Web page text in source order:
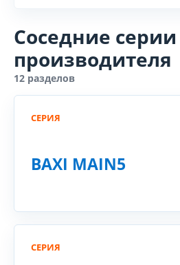
Соседние серии
производителя
12 разделов
СЕРИЯ
BAXI MAIN5
СЕРИЯ